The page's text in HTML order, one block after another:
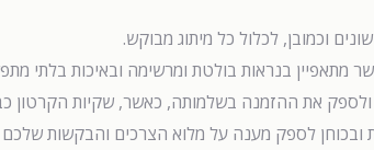
אשר מתאפיין בנראות בולטת ומרשימה ובאיכות
את ההזמנה בשלמותה, כאשר, שקיות הקרטון
ובכוחן לספק מענה על מלוא הצרכים והבקשות